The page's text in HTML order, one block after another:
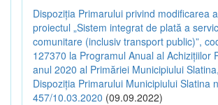
Dispoziția Primarului privind modificarea
proiectul „Sistem integrat de plată a
comunitare (inclusiv transport public)”,
127370 la Programul Anual al Achizițiilor
anul 2020 al Primăriei Municipiului
Dispoziția Primarului Municipiului Slatina
457/10.03.2020 (09.09.2022)